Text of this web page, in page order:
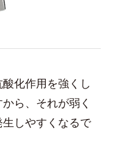
化作用を強くし
ら、それが弱く
しやすくなるで